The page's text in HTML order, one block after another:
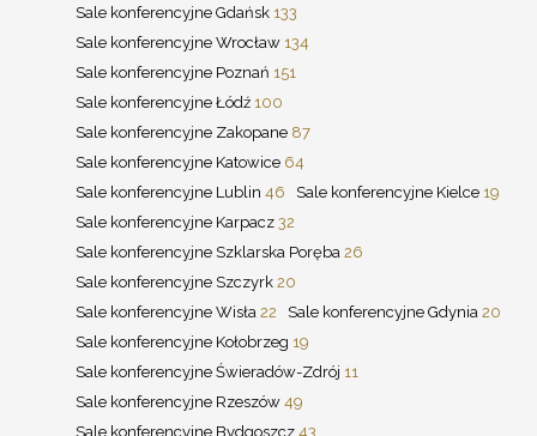
Sale konferencyjne Gdańsk 133
Sale konferencyjne Wrocław 134
Sale konferencyjne Poznań 151
Sale konferencyjne Łódź 100
Sale konferencyjne Zakopane 87
Sale konferencyjne Katowice 64
Sale konferencyjne Lublin 46 Sale konferencyjne Kielce 19
Sale konferencyjne Karpacz 32
Sale konferencyjne Szklarska Poręba 26
Sale konferencyjne Szczyrk 20
Sale konferencyjne Wisła 22 Sale konferencyjne Gdynia 20
Sale konferencyjne Kołobrzeg 19
Sale konferencyjne Świeradów-Zdrój 11
Sale konferencyjne Rzeszów 49
Sale konferencyjne Bydgoszcz 43